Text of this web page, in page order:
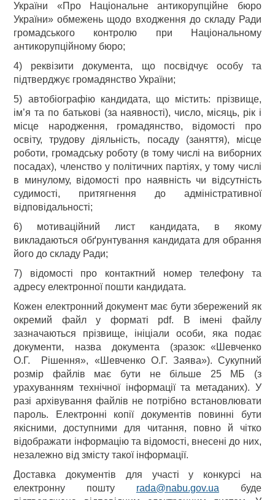
України «Про Національне антикорупційне бюро
України» обмежень щодо входження до складу Ради
громадського контролю при Національному
антикорупційному бюро;
4) реквізити документа, що посвідчує особу та
підтверджує громадянство України;
5) автобіографію кандидата, що містить: прізвище,
ім’я та по батькові (за наявності), число, місяць, рік і
місце народження, громадянство, відомості про
освіту, трудову діяльність, посаду (заняття), місце
роботи, громадську роботу (в тому числі на виборних
посадах), членство у політичних партіях, у тому числі
в минулому, відомості про наявність чи відсутність
судимості, притягнення до адміністративної
відповідальності;
6) мотиваційний лист кандидата, в якому
викладаються обґрунтування кандидата для обрання
його до складу Ради;
7) відомості про контактний номер телефону та
адресу електронної пошти кандидата.
Кожен електронний документ має бути збережений як
окремий файл у форматі pdf. В імені файлу
зазначаються прізвище, ініціали особи, яка подає
документи, назва документа (зразок: «Шевченко
О.Г. Рішення», «Шевченко О.Г. Заява»). Сукупний
розмір файлів має бути не більше 25 МБ (з
урахуванням технічної інформації та метаданих). У
разі архівування файлів не потрібно встановлювати
пароль. Електронні копії документів повинні бути
якісними, доступними для читання, повно й чітко
відображати інформацію та відомості, внесені до них,
незалежно від змісту такої інформації.
Доставка документів для участі у конкурсі на
електронну пошту rada@nabu.gov.ua буде